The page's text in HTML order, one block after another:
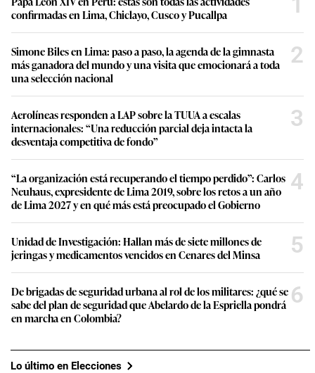
confirmadas en Lima, Chiclayo, Cusco y Pucallpa
Simone Biles en Lima: paso a paso, la agenda de la gimnasta
más ganadora del mundo y una visita que emocionará a toda
una selección nacional
2
Aerolíneas responden a LAP sobre la TUUA a escalas
internacionales: “Una reducción parcial deja intacta la
desventaja competitiva de fondo”
3
“La organización está recuperando el tiempo perdido”: Carlos
Neuhaus, expresidente de Lima 2019, sobre los retos a un año
de Lima 2027 y en qué más está preocupado el Gobierno
4
Unidad de Investigación: Hallan más de siete millones de
jeringas y medicamentos vencidos en Cenares del Minsa
5
De brigadas de seguridad urbana al rol de los militares: ¿qué se
sabe del plan de seguridad que Abelardo de la Espriella pondrá
en marcha en Colombia?
6
Lo último en Elecciones